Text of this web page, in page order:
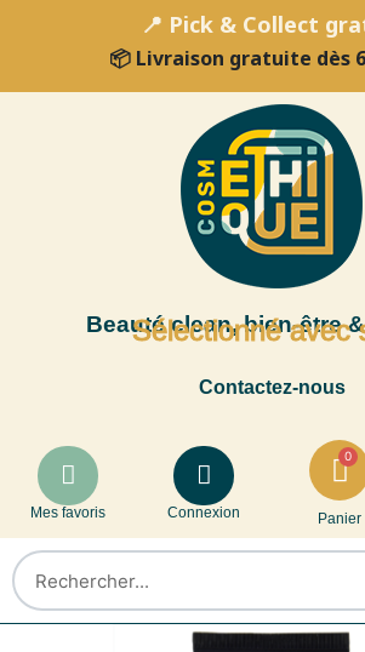
📍 Pick & Collect
📦 Livraison gratuite dès
Beauté clean, bien-être
Sélectionné avec
Contactez-nous
Mes favoris Connexion Panier